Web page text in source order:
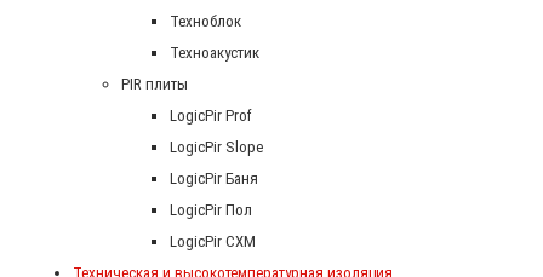
Техноблок
Техноакустик
PIR плиты
LogicPir Prof
LogicPir Slope
LogicPir Баня
LogicPir Пол
LogicPir СХМ
Техническая и высокотемпературная изоляция